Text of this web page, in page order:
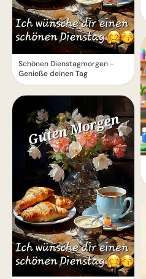
Schönen Dienstagmorgen -
Genieße deinen Tag